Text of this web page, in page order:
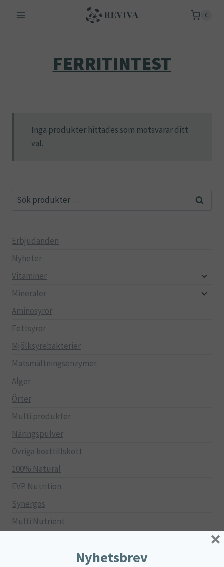
0
FERRITINTEST
Inga produkter hittades som motsvarar ditt
val.
Sök
Sök
Erbjudanden
Nyheter
Vitaminer
Mineraler
Aminosyror
Fettsyror
Mjölksyrebakterier
Matsmältningsenzymer
Alger
Örter
Multi produkter
Näringspulver
Övriga kosttillskott
100% Natural
EVP Nutrition
Synergos
Multi Nutrient
Nyhetsbrev
×